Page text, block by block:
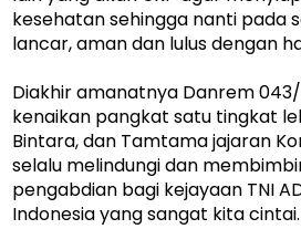
kesehatan sehingga nanti pada
lancar, aman dan lulus dengan
Diakhir amanatnya Danrem
kenaikan pangkat satu tingkat
Bintara, dan Tamtama jajaran
selalu melindungi dan
pengabdian bagi kejayaan TNI
Indonesia yang sangat kita